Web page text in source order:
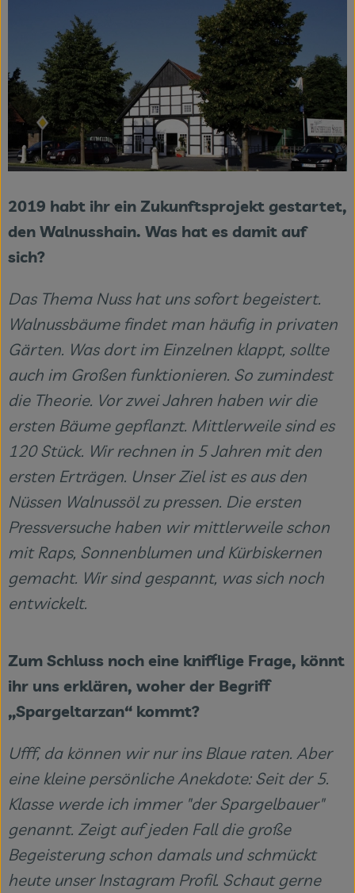
2019 habt ihr ein Zukunftsprojekt gestartet,
den Walnusshain. Was hat es damit auf
sich?
Das Thema Nuss hat uns sofort begeistert.
Walnussbäume findet man häufig in privaten
Gärten. Was dort im Einzelnen klappt, sollte
auch im Großen funktionieren. So zumindest
die Theorie. Vor zwei Jahren haben wir die
ersten Bäume gepflanzt. Mittlerweile sind es
120 Stück. Wir rechnen in 5 Jahren mit den
ersten Erträgen. Unser Ziel ist es aus den
Nüssen Walnussöl zu pressen. Die ersten
Pressversuche haben wir mittlerweile schon
mit Raps, Sonnenblumen und Kürbiskernen
gemacht. Wir sind gespannt, was sich noch
entwickelt.
Zum Schluss noch eine knifflige Frage, könnt
ihr uns erklären, woher der Begriff
„Spargeltarzan“ kommt?
Ufff, da können wir nur ins Blaue raten. Aber
eine kleine persönliche Anekdote: Seit der 5.
Klasse werde ich immer "der Spargelbauer"
genannt. Zeigt auf jeden Fall die große
Begeisterung schon damals und schmückt
heute unser Instagram Profil. Schaut gerne